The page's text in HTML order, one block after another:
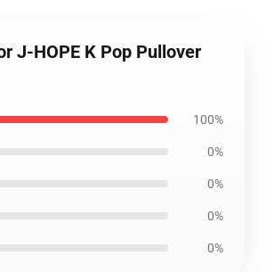
J-HOPE K Pop Pullover
100%
0%
0%
0%
0%